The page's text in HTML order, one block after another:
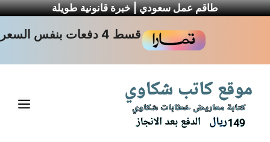
طاقم عمل سعودي | خبرة قانونية طويلة
قسط 4 دفعات بنفس السعر